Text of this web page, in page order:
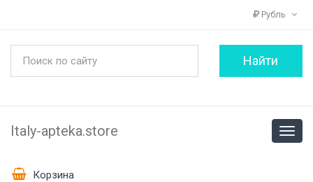
Рубль
Italy-apteka.store
Корзина